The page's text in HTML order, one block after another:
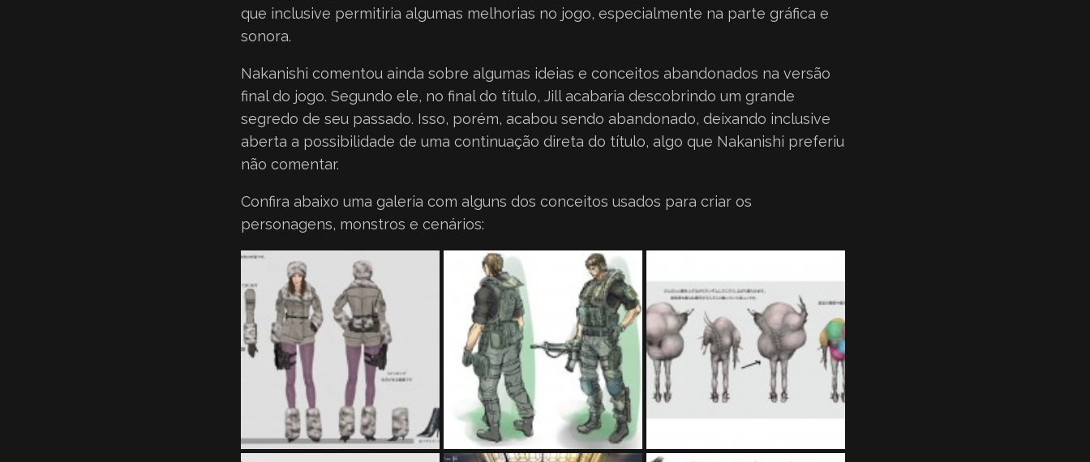
que inclusive permitiria algumas melhorias no jogo, especialmente na parte gráfica e
sonora.
Nakanishi comentou ainda sobre algumas ideias e conceitos abandonados na versão
final do jogo. Segundo ele, no final do título, Jill acabaria descobrindo um grande
segredo de seu passado. Isso, porém, acabou sendo abandonado, deixando inclusive
aberta a possibilidade de uma continuação direta do título, algo que Nakanishi preferiu
não comentar.
Confira abaixo uma galeria com alguns dos conceitos usados para criar os
personagens, monstros e cenários: